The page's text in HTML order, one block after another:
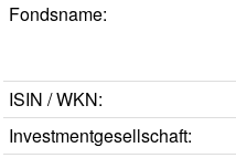
Fondsname:
ISIN / WKN:
Investmentgesellschaft: